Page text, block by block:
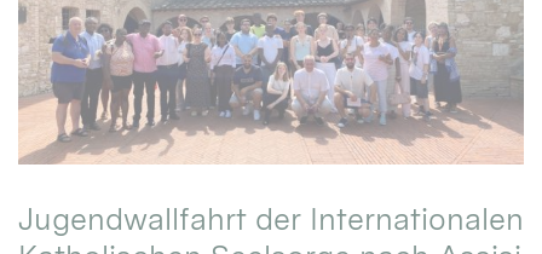
Jugendwallfahrt der Internationalen